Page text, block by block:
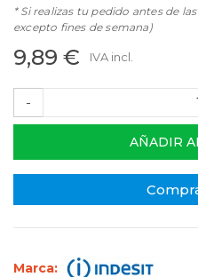
* Si realizas tu pedido antes de
excepto fines de semana)
9,89 € IVA incl.
-
AÑADIR
Marca: